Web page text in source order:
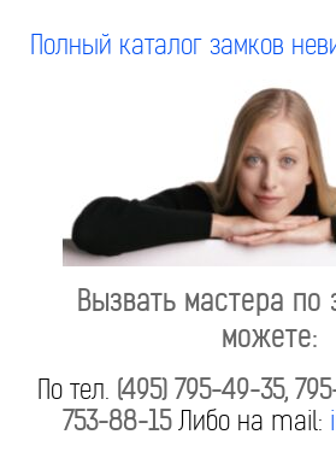
Полный каталог замков
Вызвать мастера по
можете:
По тел. (495) 795-49-35,
753-88-15Либо на mail: